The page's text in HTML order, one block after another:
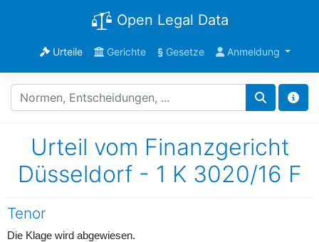
Open Legal Data
Urteile Gerichte §Gesetze Anmeldung
Urteil vom Finanzgericht
Düsseldorf - 1 K 3020/16 F
Tenor
Die Klage wird abgewiesen.